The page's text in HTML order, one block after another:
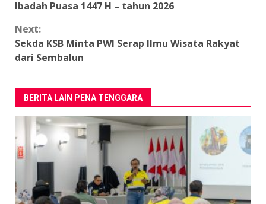
Ibadah Puasa 1447 H – tahun 2026
Next:
Sekda KSB Minta PWI Serap Ilmu Wisata Rakyat
dari Sembalun
BERITA LAIN PENA TENGGARA